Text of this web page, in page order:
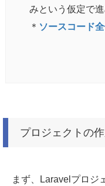
みという仮定で進
＊ ソースコード
プロジェクトの
まず、Laravelプロジ